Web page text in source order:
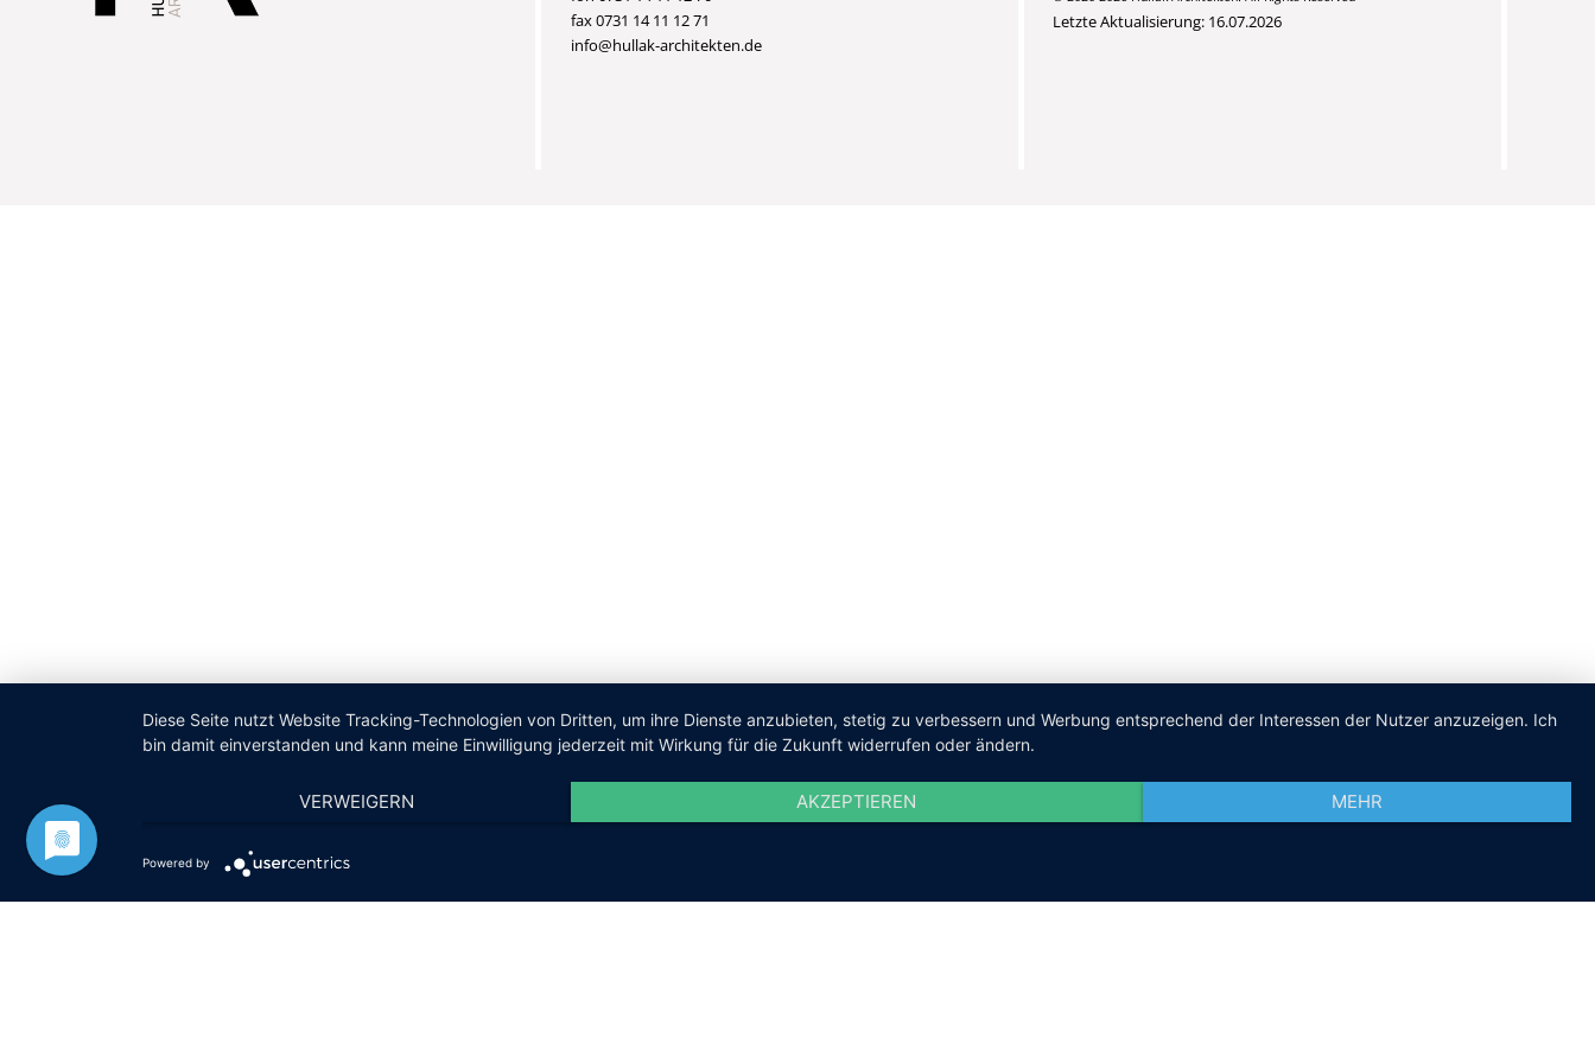
fax 0731 14 11 12 71
info@hullak-architekten.de
Letzte Aktualisierung: 16.07.2026
Diese Seite nutzt Website Tracking-Technologien von Dritten, um ihre Dienste anzubieten, stetig zu verbessern und Werbung entsprechend der Interessen der Nutzer anzuzeigen. Ich
bin damit einverstanden und kann meine Einwilligung jederzeit mit Wirkung für die Zukunft widerrufen oder ändern.
VERWEIGERN AKZEPTIEREN MEHR
Powered by